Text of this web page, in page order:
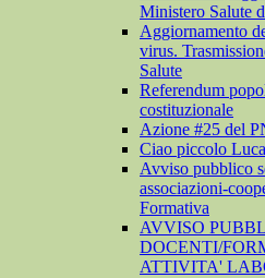
Ministero Salute
Aggiornamento
virus.
Salute
Referendum
costituzionale
Azione #25 del
Ciao piccolo
Avviso pubblico
associazioni-
Formativa
AVVISO
DOCENTI/
ATTIVITA'